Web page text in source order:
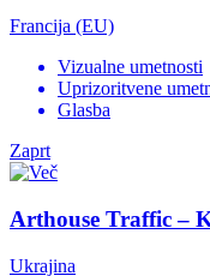
Francija (EU)
Vizualne umetnosti
Uprizoritvene
Glasba
Zaprt
Arthouse Traffic –
Ukrajina